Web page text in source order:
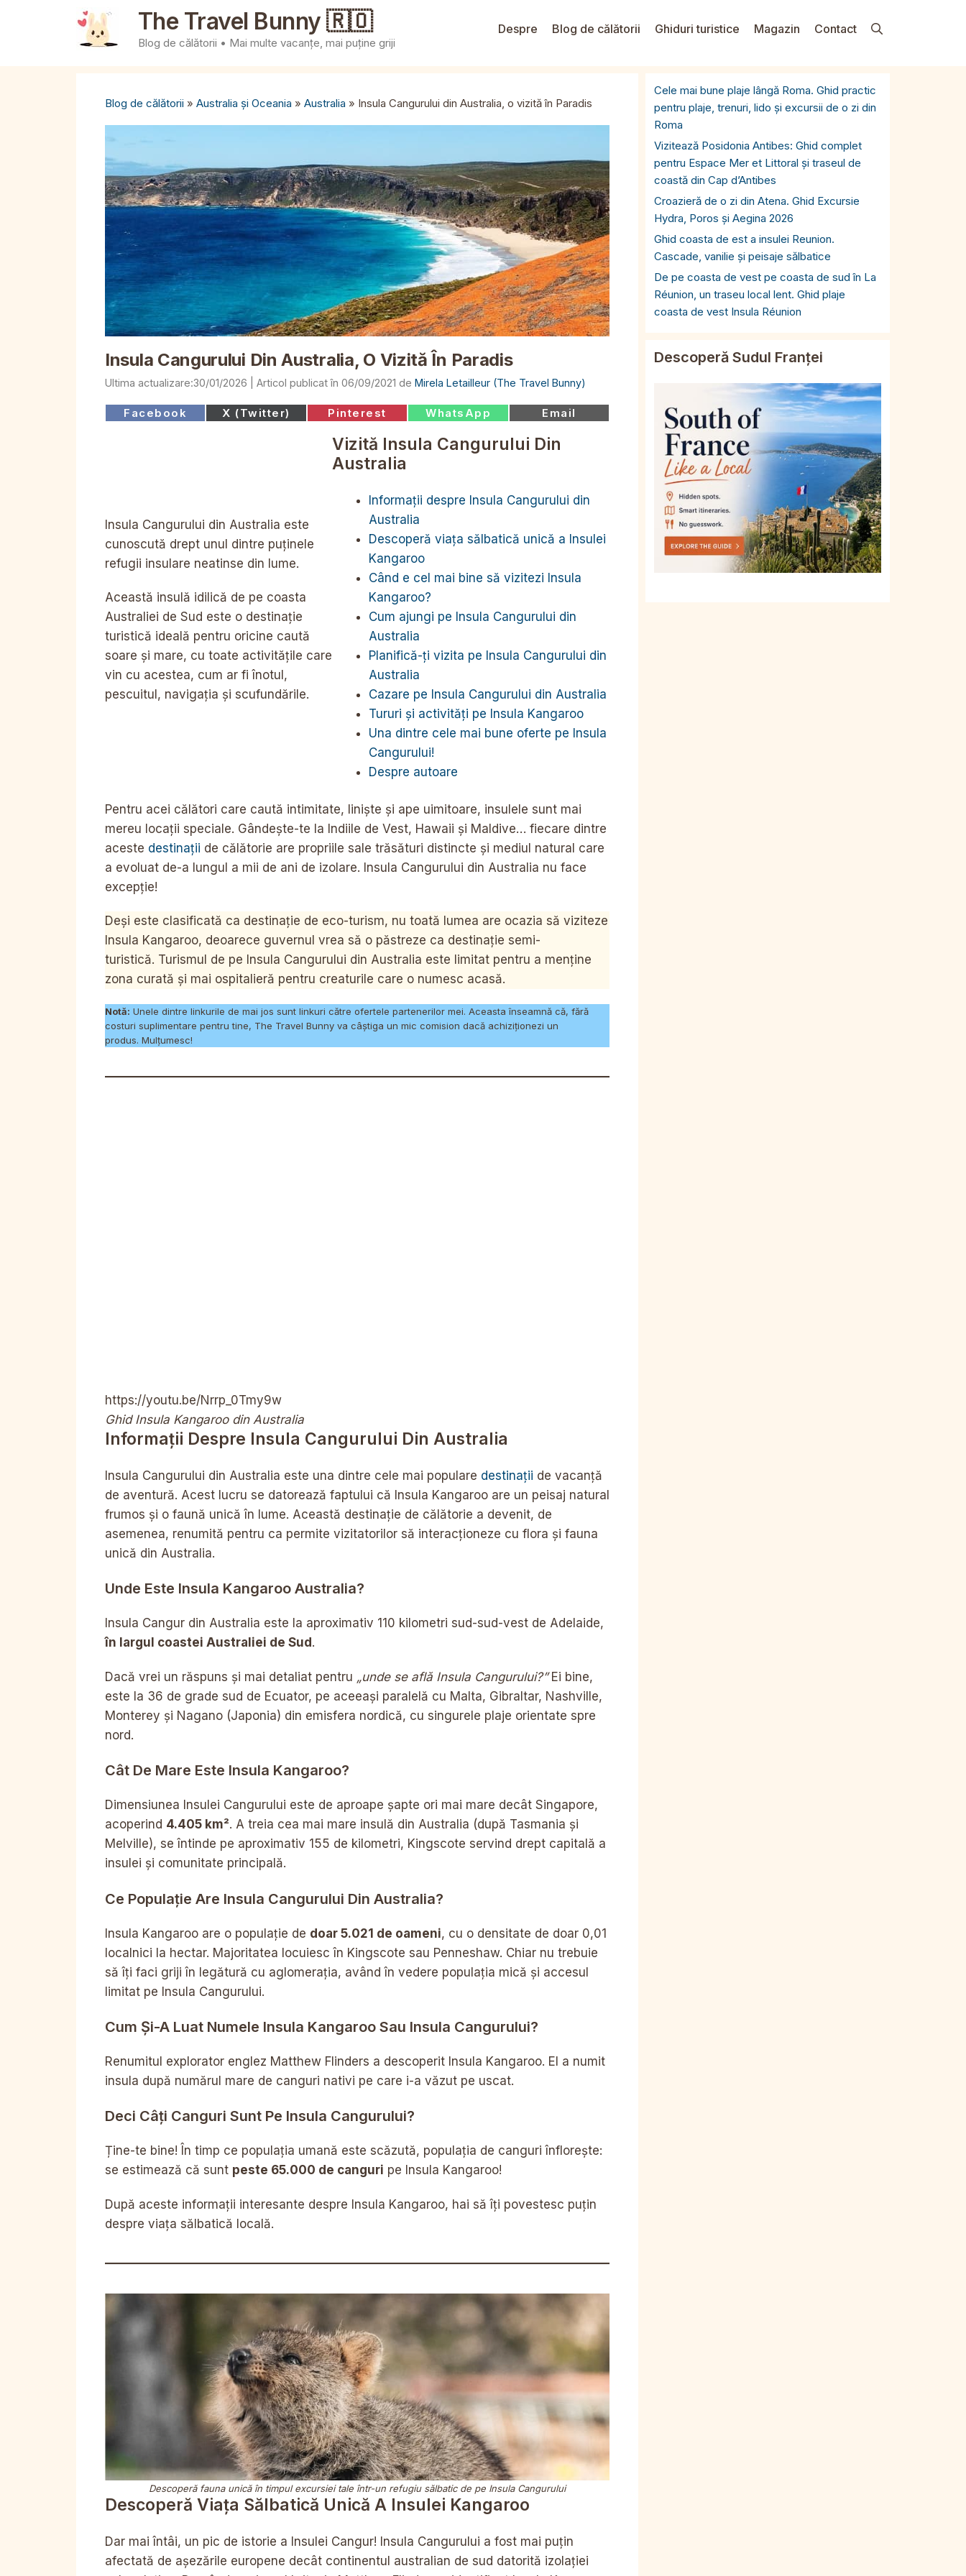
The Travel Bunny 🇷🇴
Blog de călătorii • Mai multe vacanțe, mai puține griji
Despre Blog de călătorii Ghiduri turistice Magazin Contact
Blog de călătorii » Australia și Oceania » Australia » Insula Cangurului din Australia, o vizită în Paradis
Insula Cangurului Din Australia, O Vizită În Paradis
30/01/2026 06/09/2021 de Mirela Letailleur (The Travel Bunny)
Share
on
Facebook Share
on
X (Twitter) Share
on
Pinterest Share
on
WhatsApp Share
on
Email
Insula Cangurului din Australia este
cunoscută drept unul dintre puținele
refugii insulare neatinse din lume.
Această insulă idilică de pe coasta
Australiei de Sud este o destinație
turistică ideală pentru oricine caută
soare și mare, cu toate activitățile care
vin cu acestea, cum ar fi înotul,
pescuitul, navigația și scufundările.
Vizită Insula Cangurului Din
Australia
Informații despre Insula Cangurului din
Australia
Descoperă viața sălbatică unică a Insulei
Kangaroo
Când e cel mai bine să vizitezi Insula
Kangaroo?
Cum ajungi pe Insula Cangurului din
Australia
Planifică-ți vizita pe Insula Cangurului din
Australia
Cazare pe Insula Cangurului din Australia
Tururi și activități pe Insula Kangaroo
Una dintre cele mai bune oferte pe Insula
Cangurului!
Despre autoare
Pentru acei călători care caută intimitate, liniște și ape uimitoare, insulele sunt mai
mereu locații speciale. Gândește-te la Indiile de Vest, Hawaii și Maldive… fiecare dintre
aceste destinații de călătorie are propriile sale trăsături distincte și mediul natural care
a evoluat de-a lungul a mii de ani de izolare. Insula Cangurului din Australia nu face
excepție!
Deși este clasificată ca destinație de eco-turism, nu toată lumea are ocazia să viziteze
Insula Kangaroo, deoarece guvernul vrea să o păstreze ca destinație semi-
turistică. Turismul de pe Insula Cangurului din Australia este limitat pentru a menține
zona curată și mai ospitalieră pentru creaturile care o numesc acasă.
Notă: Unele dintre linkurile de mai jos sunt linkuri către ofertele partenerilor mei. Aceasta înseamnă că, fără
costuri suplimentare pentru tine, The Travel Bunny va câștiga un mic comision dacă achiziționezi un
produs. Mulțumesc!
https://youtu.be/Nrrp_0Tmy9w
Ghid Insula Kangaroo din Australia
Informații Despre Insula Cangurului Din Australia
Insula Cangurului din Australia este una dintre cele mai populare destinații de vacanță
de aventură. Acest lucru se datorează faptului că Insula Kangaroo are un peisaj natural
frumos și o faună unică în lume. Această destinație de călătorie a devenit, de
asemenea, renumită pentru ca permite vizitatorilor să interacționeze cu flora și fauna
unică din Australia.
Unde Este Insula Kangaroo Australia?
Insula Cangur din Australia este la aproximativ 110 kilometri sud-sud-vest de Adelaide,
în largul coastei Australiei de Sud .
Dacă vrei un răspuns și mai detaliat pentru „unde se află Insula Cangurului?”Ei bine,
este la 36 de grade sud de Ecuator, pe aceeași paralelă cu Malta, Gibraltar, Nashville,
Monterey și Nagano (Japonia) din emisfera nordică, cu singurele plaje orientate spre
nord.
Cât De Mare Este Insula Kangaroo?
Dimensiunea Insulei Cangurului este de aproape șapte ori mai mare decât Singapore,
acoperind 4.405 km². A treia cea mai mare insulă din Australia (după Tasmania și
Melville), se întinde pe aproximativ 155 de kilometri, Kingscote servind drept capitală a
insulei și comunitate principală.
Ce Populație Are Insula Cangurului Din Australia?
Insula Kangaroo are o populație de doar 5.021 de oameni, cu o densitate de doar 0,01
localnici la hectar. Majoritatea locuiesc în Kingscote sau Penneshaw. Chiar nu trebuie
să îți faci griji în legătură cu aglomerația, având în vedere populația mică și accesul
limitat pe Insula Cangurului.
Cum Și-A Luat Numele Insula Kangaroo Sau Insula Cangurului?
Renumitul explorator englez Matthew Flinders a descoperit Insula Kangaroo. El a numit
insula după numărul mare de canguri nativi pe care i-a văzut pe uscat.
Deci Câți Canguri Sunt Pe Insula Cangurului?
Ține-te bine! În timp ce populația umană este scăzută, populația de canguri înflorește:
se estimează că sunt peste 65.000 de canguri pe Insula Kangaroo!
După aceste informații interesante despre Insula Kangaroo, hai să îți povestesc puțin
despre viața sălbatică locală.
Descoperă fauna unică în timpul excursiei tale într-un refugiu sălbatic de pe Insula Cangurului
Descoperă Viața Sălbatică Unică A Insulei Kangaroo
Dar mai întâi, un pic de istorie a Insulei Cangur! Insula Cangurului a fost mai puțin
afectată de așezările europene decât continentul australian de sud datorită izolației
Cele mai bune plaje lângă Roma. Ghid practic
pentru plaje, trenuri, lido și excursii de o zi din
Roma
Vizitează Posidonia Antibes: Ghid complet
pentru Espace Mer et Littoral și traseul de
coastă din Cap d’Antibes
Croazieră de o zi din Atena. Ghid Excursie
Hydra, Poros și Aegina 2026
Ghid coasta de est a insulei Reunion.
Cascade, vanilie și peisaje sălbatice
De pe coasta de vest pe coasta de sud în La
Réunion, un traseu local lent. Ghid plaje
coasta de vest Insula Réunion
Descoperă Sudul Franței